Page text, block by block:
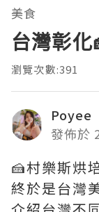
美食
台灣彰
瀏覽次數:391
Poyee
發佈於
🍰村樂斯烘
終於是台灣